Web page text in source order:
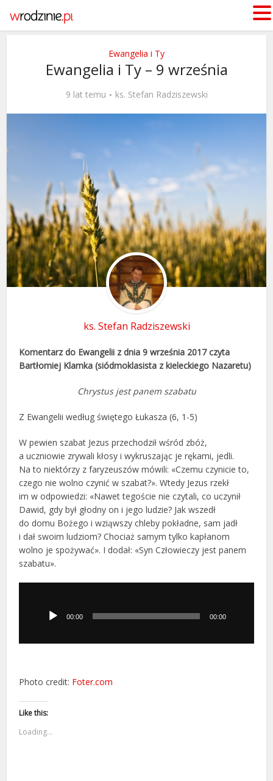
Ewangelia i Ty
Ewangelia i Ty – 9 września
9 lat temu ks. Stefan Radziszewski
ks. Stefan Radziszewski
Komentarz do Ewangelii z dnia 9 września 2017 czyta
Bartłomiej Klamka (siódmoklasista z kieleckiego Nazaretu)
Chrystus jest panem szabatu
Z Ewangelii według świętego Łukasza (6, 1-5)
W pewien szabat Jezus przechodził wśród zbóż,
a uczniowie zrywali kłosy i wykruszając je rękami, jedli.
Na to niektórzy z faryzeuszów mówili: «Czemu czynicie to,
czego nie wolno czynić w szabat?». Wtedy Jezus rzekł
im w odpowiedzi: «Nawet tegoście nie czytali, co uczynił
Dawid, gdy był głodny on i jego ludzie? Jak wszedł
do domu Bożego i wziąwszy chleby pokładne, sam jadł
i dał swoim ludziom? Chociaż samym tylko kapłanom
wolno je spożywać». I dodał: «Syn Człowieczy jest panem
szabatu».
dźwiękowych00:00 00:00
Photo credit: Foter.com
Like this:
Loading...